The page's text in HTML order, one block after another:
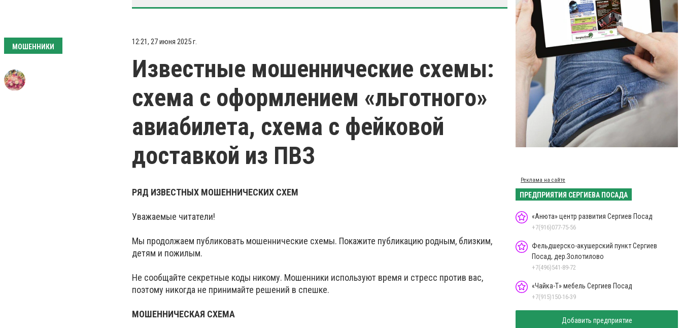
МОШЕННИКИ
12:21, 27 июня 2025 г.
Известные мошеннические схемы:
схема с оформлением «льготного»
авиабилета, схема с фейковой
доставкой из ПВЗ
РЯД ИЗВЕСТНЫХ МОШЕННИЧЕСКИХ СХЕМ
Уважаемые читатели!
Мы продолжаем публиковать мошеннические схемы. Покажите публикацию родным, близким,
детям и пожилым.
Не сообщайте секретные коды никому. Мошенники используют время и стресс против вас,
поэтому никогда не принимайте решений в спешке.
МОШЕННИЧЕСКАЯ СХЕМА
Реклама на сайте
ПРЕДПРИЯТИЯ СЕРГИЕВА ПОСАДА
«Анюта» центр развития Сергиев Посад
+7(916)077-75-56
Фельдшерско-акушерский пункт Сергиев
Посад, дер.Золотилово
+7(496)541-89-72
«Чайка-Т» мебель Сергиев Посад
+7(915)150-16-39
Добавить предприятие